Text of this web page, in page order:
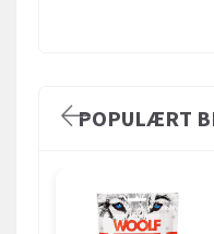
POPULÆRT